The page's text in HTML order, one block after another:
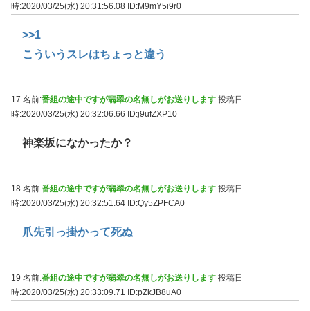
時:2020/03/25(水) 20:31:56.08 ID:M9mY5i9r0
>>1
こういうスレはちょっと違う
17 名前:番組の途中ですが翡翠の名無しがお送りします 投稿日
時:2020/03/25(水) 20:32:06.66
ID:j9ufZXP10
神楽坂になかったか？
18 名前:番組の途中ですが翡翠の名無しがお送りします 投稿日
時:2020/03/25(水) 20:32:51.64 ID:Qy5ZPFCA0
爪先引っ掛かって死ぬ
19 名前:番組の途中ですが翡翠の名無しがお送りします 投稿日
時:2020/03/25(水) 20:33:09.71 ID:pZkJB8uA0